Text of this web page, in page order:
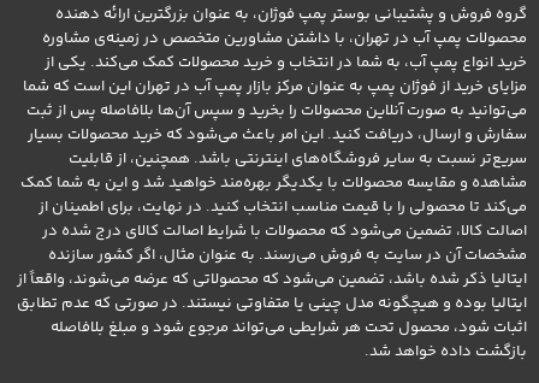
گروه فروش و پشتیبانی بوستر پمپ فوژان، به عنوان بزرگترین ارائه دهنده
محصولات پمپ آب در تهران، با داشتن مشاورین متخصص در زمینه‌ی مشاوره
خرید انواع پمپ آب، به شما در انتخاب و خرید محصولات کمک می‌کند. یکی از
مزایای خرید از فوژان پمپ به عنوان مرکز بازار پمپ آب در تهران این است که شما
می‌توانید به صورت آنلاین محصولات را بخرید و سپس آن‌ها بلافاصله پس از ثبت
سفارش و ارسال، دریافت کنید. این امر باعث می‌شود که خرید محصولات بسیار
سریع‌تر نسبت به سایر فروشگاه‌های اینترنتی باشد. همچنین، از قابلیت
مشاهده و مقایسه محصولات با یکدیگر بهره‌مند خواهید شد و این به شما کمک
می‌کند تا محصولی را با قیمت مناسب انتخاب کنید. در نهایت، برای اطمینان از
اصالت کالا، تضمین می‌شود که محصولات با شرایط اصالت کالای درج شده در
مشخصات آن در سایت به فروش می‌رسند. به عنوان مثال، اگر کشور سازنده
ایتالیا ذکر شده باشد، تضمین می‌شود که محصولاتی که عرضه می‌شوند، واقعاً از
ایتالیا بوده و هیچگونه مدل چینی یا متفاوتی نیستند. در صورتی که عدم تطابق
اثبات شود، محصول تحت هر شرایطی می‌تواند مرجوع شود و مبلغ بلافاصله
بازگشت داده خواهد شد.